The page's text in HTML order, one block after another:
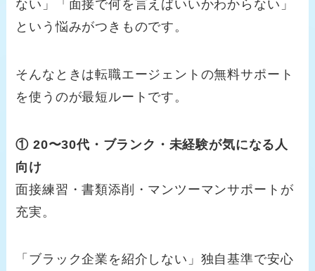
ない」「面接で何を言えばいいかわからない」
という悩みがつきものです。
そんなときは転職エージェントの無料サポート
を使うのが最短ルートです。
① 20〜30代・ブランク・未経験が気になる人
向け
面接練習・書類添削・マンツーマンサポートが
充実。
「ブラック企業を紹介しない」独自基準で安心